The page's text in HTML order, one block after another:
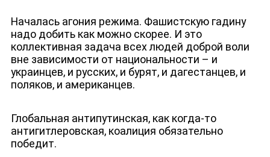
Началась агония режима. Фашистскую гадину
надо добить как можно скорее. И это
коллективная задача всех людей доброй воли
вне зависимости от национальности – и
украинцев, и русских, и бурят, и дагестанцев, и
поляков, и американцев.
Глобальная антипутинская, как когда-то
антигитлеровская, коалиция обязательно
победит.